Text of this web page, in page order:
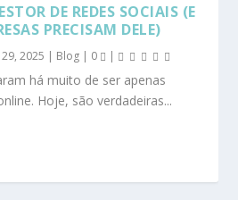
DE REDES SOCIAIS (E
PRECISAM DELE)
29, 2025 | Blog | 0 |
há muito de ser apenas
Hoje, são verdadeiras...